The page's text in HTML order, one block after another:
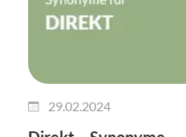
29.02.2024